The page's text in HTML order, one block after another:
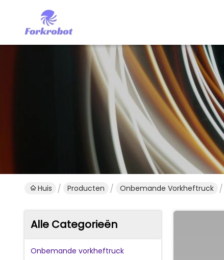
Huis Producten Onbemande Vorkheftruck
Alle Categorieën
Onbemande vorkheftruck